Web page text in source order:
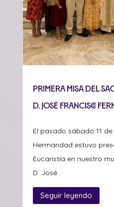
Primera misa del
D. José Francisco
El pasado sábado 11
Hermandad estuvo
Eucaristía en nuestro
D. José...
Seguir leyendo